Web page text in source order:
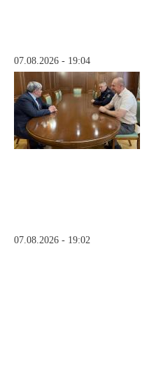
07.08.2026 - 19:04
07.08.2026 - 19:02